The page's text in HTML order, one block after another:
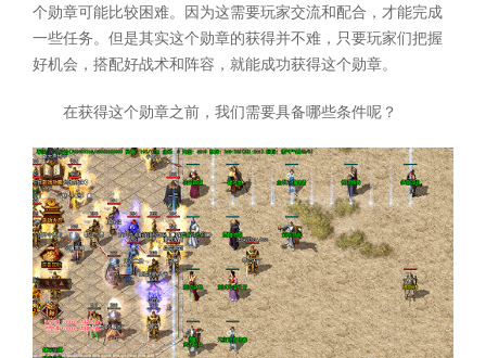
个勋章可能比较困难。因为这需要玩家交流和配合，才能完成
一些任务。但是其实这个勋章的获得并不难，只要玩家们把握
好机会，搭配好战术和阵容，就能成功获得这个勋章。
在获得这个勋章之前，我们需要具备哪些条件呢？